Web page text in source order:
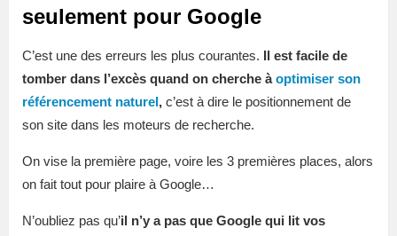
seulement pour Google
C’est une des erreurs les plus courantes. Il est facile de
tomber dans l’excès quand on cherche àoptimiser son
référencement naturel, c’est à dire le positionnement de
son site dans les moteurs de recherche.
On vise la première page, voire les 3 premières places, alors
on fait tout pour plaire à Google…
N’oubliez pas qu’il n’y a pas que Google qui lit vos